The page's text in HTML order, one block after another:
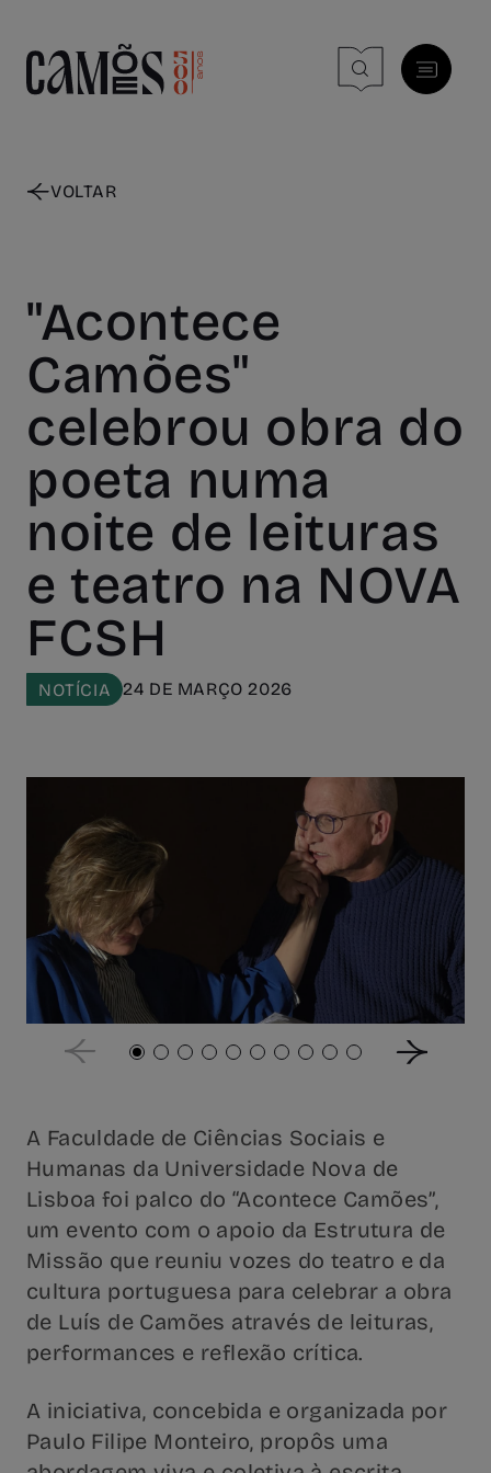
VOLTAR
"Acontece
Camões"
celebrou obra do
poeta numa
noite de leituras
e teatro na NOVA
FCSH
NOTÍCIA 24 DE MARÇO 2026
A Faculdade de Ciências Sociais e
Humanas da Universidade Nova de
Lisboa foi palco do “Acontece Camões”,
um evento com o apoio da Estrutura de
Missão que reuniu vozes do teatro e da
cultura portuguesa para celebrar a obra
de Luís de Camões através de leituras,
performances e reflexão crítica.
A iniciativa, concebida e organizada por
Paulo Filipe Monteiro, propôs uma